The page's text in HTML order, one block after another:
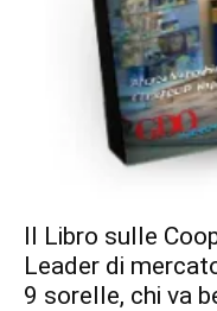
Il Libro sulle
Leader di
9 sorelle, chi va